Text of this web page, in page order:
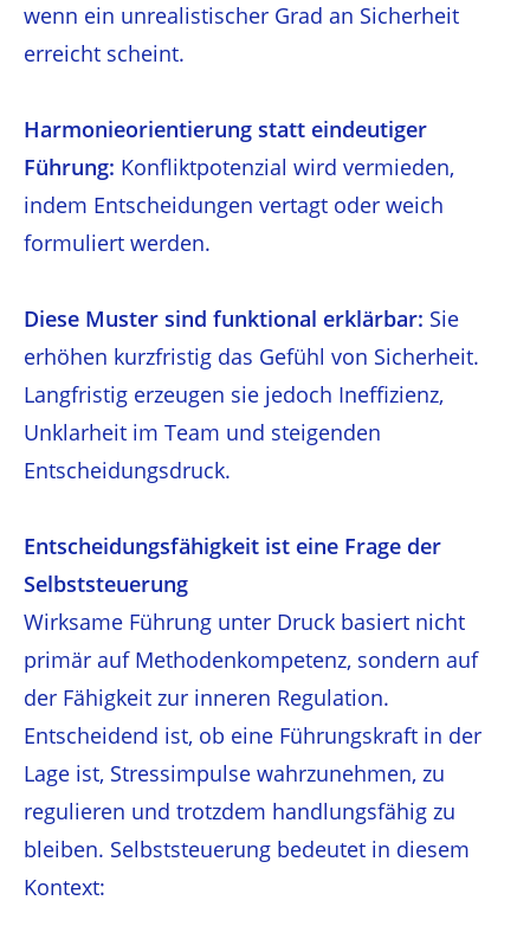
wenn ein unrealistischer Grad an Sicherheit
erreicht scheint.
Harmonieorientierung statt eindeutiger
Führung: Konfliktpotenzial wird vermieden,
indem Entscheidungen vertagt oder weich
formuliert werden.
Diese Muster sind funktional erklärbar: Sie
erhöhen kurzfristig das Gefühl von Sicherheit.
Langfristig erzeugen sie jedoch Ineffizienz,
Unklarheit im Team und steigenden
Entscheidungsdruck.
Entscheidungsfähigkeit ist eine Frage der
Selbststeuerung
Wirksame Führung unter Druck basiert nicht
primär auf Methodenkompetenz, sondern auf
der Fähigkeit zur inneren Regulation.
Entscheidend ist, ob eine Führungskraft in der
Lage ist, Stressimpulse wahrzunehmen, zu
regulieren und trotzdem handlungsfähig zu
bleiben. Selbststeuerung bedeutet in diesem
Kontext: